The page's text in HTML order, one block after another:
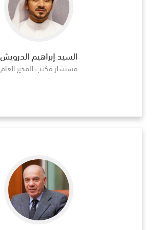
السيد إبراهيم الدرويش
مستشار مكتب المدير العام